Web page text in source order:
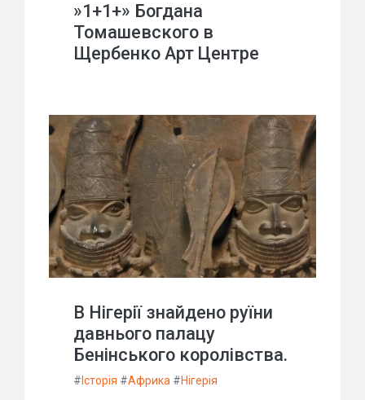
»1+1+» Богдана
Томашевского в
Щербенко Арт Центре
В Нігерії знайдено руїни
давнього палацу
Бенінського королівства.
# Історія #Африка #Нігерія